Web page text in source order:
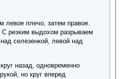
левое плечо, затем правое.
С резким выдохом разрываем
селезенкой, левой над
назад, одновременно
но круг вперед